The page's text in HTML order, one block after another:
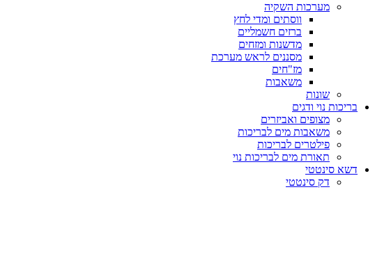
מערכות השקיה
ווסתים ומדי לחץ
ברזים חשמליים
מדשנות ומזחים
מסננים לראש מערכת
מז"חים
משאבות
שונות
בריכות נוי ודגים
מצופים ואביזרים
משאבות מים לבריכות
פילטרים לבריכות
תאורת מים לבריכות נוי
דשא סינטטי
דק סינטטי